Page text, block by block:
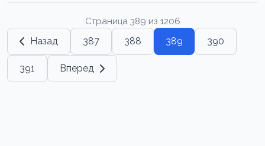
Страница 389 из 1206
Назад 387 388 389 390
391 Вперед